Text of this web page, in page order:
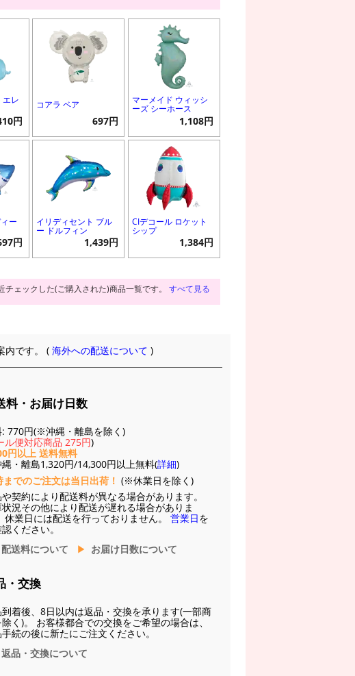
エレ
円
コアラ ベア
697円
マーメイド ウィッシ
ーズ シーホース
1,108円
ー
円
イリディセント ブル
ー ドルフィン
1,439円
CIデコール ロケット
シップ
1,384円
チェックした(ご購入された)商品一覧です。 すべて見る
内です。 (海外への配送について )
料・お届け日数
: 770円(※沖縄・離島を除く)
ル便対応商品 275円)
円以上 送料無料
・離島1,320円/14,300円以上無料(詳細)
までのご注文は当日出荷！ (※休業日を除く)
契約により配送料が異なる場合があります。
況その他により配送が遅れる場合がありま
休業日には配送を行っておりません。 営業日を
ください。
配送料について
お届け日数について
・交換
着後、8日以内は返品・交換を承ります(一部商
く)。 お客様都合での交換をご希望の場合は、
続の後に新たにご注文ください。
返品・交換について